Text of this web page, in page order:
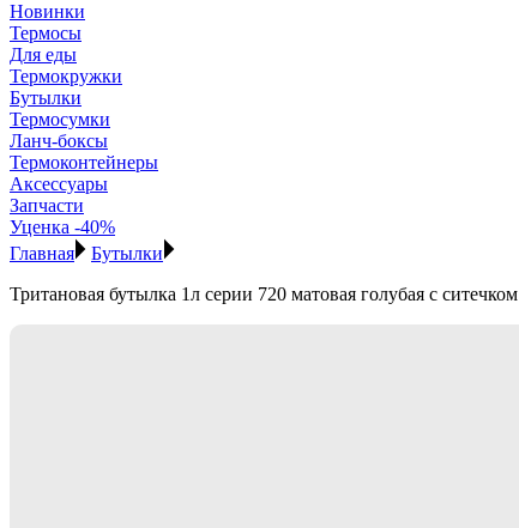
Новинки
Термосы
Для еды
Термокружки
Бутылки
Термосумки
Ланч-боксы
Термоконтейнеры
Аксессуары
Запчасти
Уценка -40%
Главная
Бутылки
Тритановая бутылка 1л серии 720 матовая голубая с ситечком